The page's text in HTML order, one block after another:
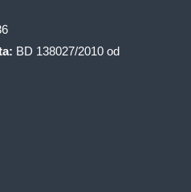
BD 138027/2010 od